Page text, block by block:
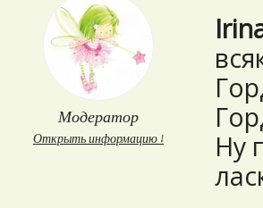
Модератор
Открыть информацию ↓
Ну